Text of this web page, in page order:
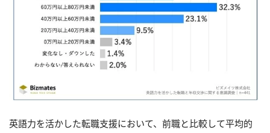
英語力を活かした転職支援において、前職と比較して平均的